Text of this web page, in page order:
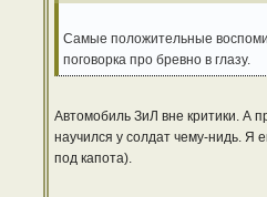
Самые положительные
поговорка про бревно в глазу.
Автомобиль ЗиЛ вне критики. А
научился у солдат чему-нидь. Я
под капота).